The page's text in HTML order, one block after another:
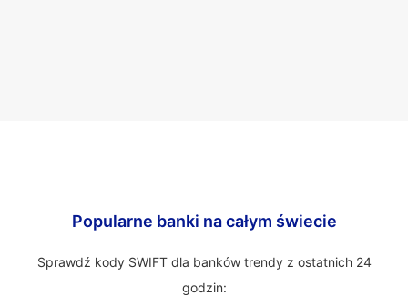
Popularne banki na całym świecie
Sprawdź kody SWIFT dla banków trendy z ostatnich 24
godzin: